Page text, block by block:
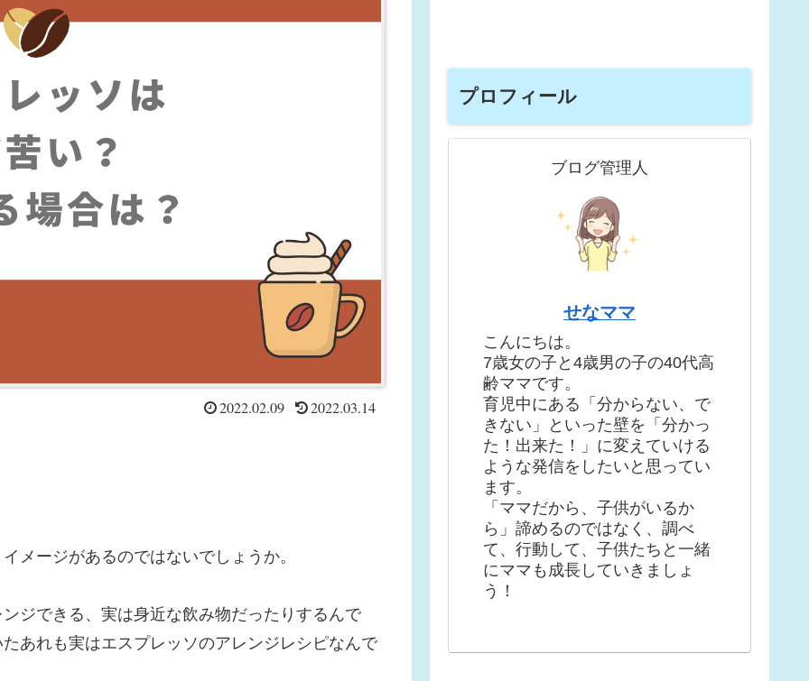
2022.02.09 2022.03.14
メージがあるのではないでしょうか。
ジできる、実は身近な飲み物だったりするんで
あれも実はエスプレッソのアレンジレシピなんで
プロフィール
ブログ管理人
せなママ
こんにちは。
7歳女の子と4歳男の子の40代高
齢ママです。
育児中にある「分からない、で
きない」といった壁を「分かっ
た！出来た！」に変えていける
ような発信をしたいと思ってい
ます。
「ママだから、子供がいるか
ら」諦めるのではなく、調べ
て、行動して、子供たちと一緒
にママも成長していきましょ
う！